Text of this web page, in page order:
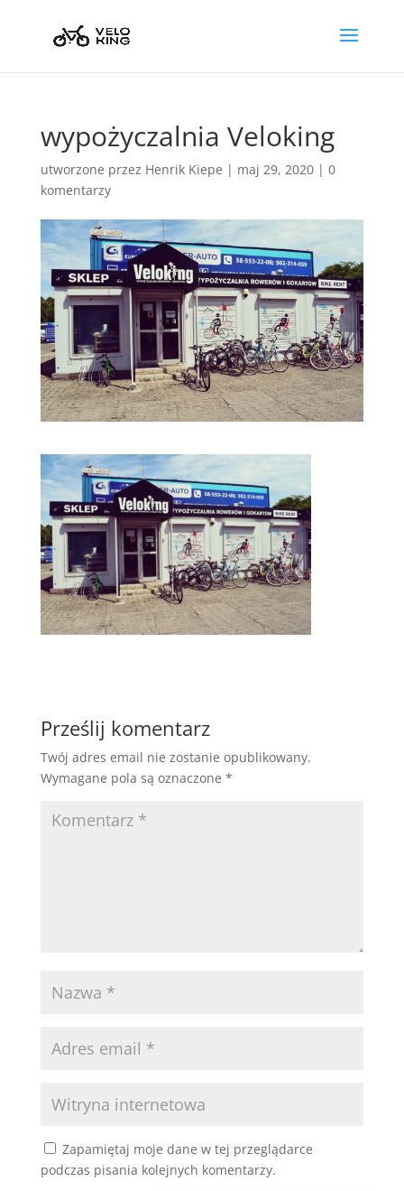
wypożyczalnia Veloking
utworzone przez Henrik Kiepe | maj 29, 2020| 0
komentarzy
Prześlij komentarz
Twój adres email nie zostanie opublikowany.
Wymagane pola są oznaczone *
Zapamiętaj moje dane w tej przeglądarce
podczas pisania kolejnych komentarzy.